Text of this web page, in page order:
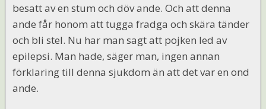
besatt av en stum och döv ande. Och att denna
ande får honom att tugga fradga och skära tänder
och bli stel. Nu har man sagt att pojken led av
epilepsi. Man hade, säger man, ingen annan
förklaring till denna sjukdom än att det var en ond
ande.